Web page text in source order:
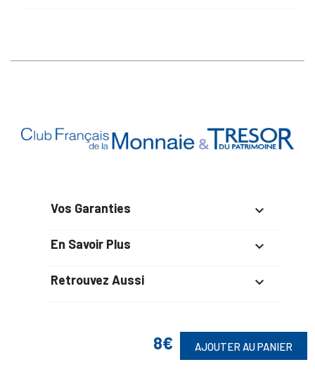
8€ AJOUTER AU PANIER
Vos Garanties 
En Savoir Plus 
Retrouvez Aussi 
Suivez-Nous